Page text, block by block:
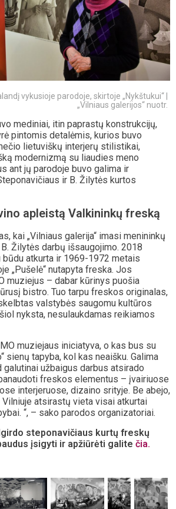
vykusioje parodoje, skirtoje „Nykštukui“ |
„Vilniaus galerijos“ nuotr.
mediniai, itin paprastų konstrukcijų,
pintomis detalėmis, kurios buvo
lietuviškų interjerų stilistikai,
modernizmą su liaudies meno
ant jų parodoje buvo galima ir
ir B. Žilytės kurtos
apleistą Valkininkų freską
kai „Vilniaus galerija“ imasi menininkų
Žilytės darbų išsaugojimo. 2018
atkurta ir 1969-1972 metais
„Pušelė“ nutapyta freska. Jos
muziejus – dabar kūrinys puošia
bistro. Tuo tarpu freskos originalas,
valstybės saugomu kultūros
nyksta, nesulaukdamas reikiamos
muziejaus iniciatyva, o kas bus su
sienų tapyba, kol kas neaišku. Galima
užbaigus darbus atsirado
freskos elementus – įvairiuose
interjeruose, dizaino srityje. Be abejo,
atsirastų vieta visai atkurtai
“, – sako parodos organizatoriai.
steponavičiaus kurtų freskų
įsigyti ir apžiūrėti galite čia.